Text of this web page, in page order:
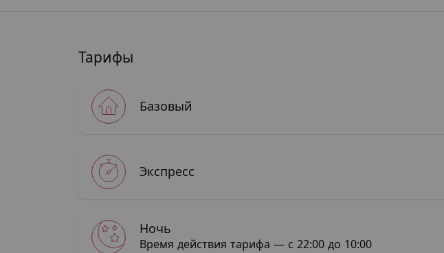
Тарифы
Базовый
Экспресс
Ночь
Время действия тарифа — с 22:00 до 10:00